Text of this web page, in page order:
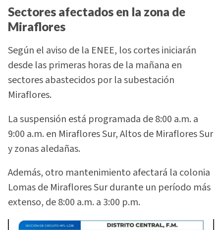
Sectores afectados en la zona de
Miraflores
Según el aviso de la ENEE, los cortes iniciarán
desde las primeras horas de la mañana en
sectores abastecidos por la subestación
Miraflores.
La suspensión está programada de 8:00 a.m. a
9:00 a.m. en Miraflores Sur, Altos de Miraflores Sur
y zonas aledañas.
Además, otro mantenimiento afectará la colonia
Lomas de Miraflores Sur durante un período más
extenso, de 8:00 a.m. a 3:00 p.m.